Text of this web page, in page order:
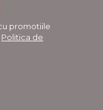
promotiile
Politica de